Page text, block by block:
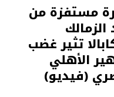
مستفزة من
الزمالك
تثير غضب
الأهلي
(فيديو)